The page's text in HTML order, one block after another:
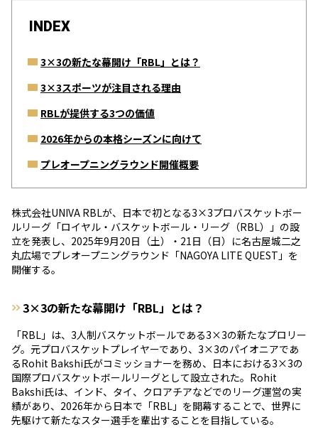
INDEX
3×3の新たな幕開け「RBL」とは？
3×3スポーツが注目される理由
RBLが提供する3つの価値
2026年からの本格シーズンに向けて
プレオープニングラウンド開催概要
株式会社UNIVA RBLが、日本で初となる3×3プロバスケットボー
ルリーグ「ロイヤル・バスケットボール・リーグ（RBL）」の設
立を発表し、2025年9月20日（土）・21日（日）に名古屋城二之
丸広場でプレオープニングラウンド「NAGOYA LITE QUEST」を
開催する。
3×3の新たな幕開け「RBL」とは？
「RBL」は、3人制バスケットボールである3×3の新たなプロリー
グ。元プロバスケットプレイヤーであり、3×3のパイオニアであ
るRohit Bakshi氏がコミッショナーを務め、日本における3×3の
国際プロバスケットボールリーグとして設立された。Rohit
Bakshi氏は、インド、タイ、クロアチアなどでのリーグ運営の実
績があり、2026年から日本で「RBL」を開幕することで、世界に
先駆けて新たなスター選手を輩出することを目指している。